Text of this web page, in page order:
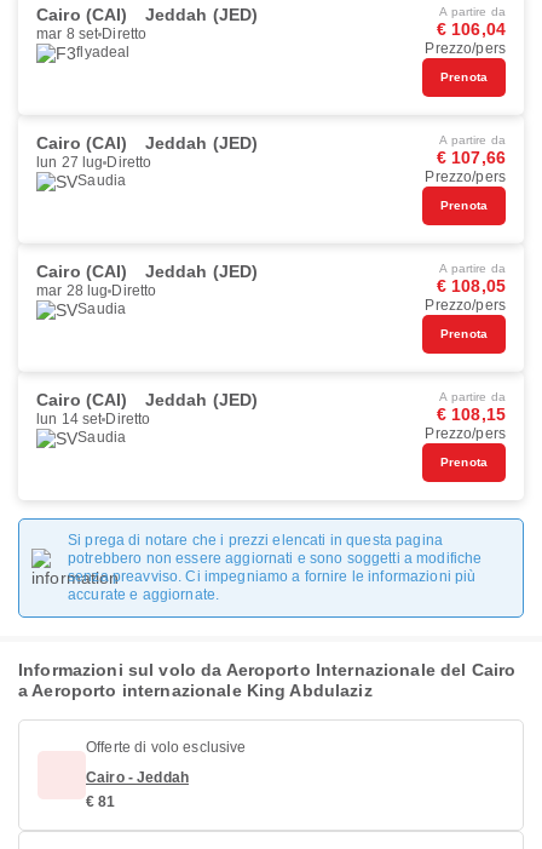
Cairo (CAI) Jeddah (JED)
mar 8 set Diretto
flyadeal
A partire da
€ 106,04
Prezzo/pers
Prenota
Cairo (CAI) Jeddah (JED)
lun 27 lug Diretto
Saudia
A partire da
€ 107,66
Prezzo/pers
Prenota
Cairo (CAI) Jeddah (JED)
mar 28 lug Diretto
Saudia
A partire da
€ 108,05
Prezzo/pers
Prenota
Cairo (CAI) Jeddah (JED)
lun 14 set Diretto
Saudia
A partire da
€ 108,15
Prezzo/pers
Prenota
Si prega di notare che i prezzi elencati in questa pagina
potrebbero non essere aggiornati e sono soggetti a modifiche
senza preavviso. Ci impegniamo a fornire le informazioni più
accurate e aggiornate.
Informazioni sul volo da Aeroporto Internazionale del Cairo
a Aeroporto internazionale King Abdulaziz
Offerte di volo esclusive
Cairo - Jeddah
€ 81